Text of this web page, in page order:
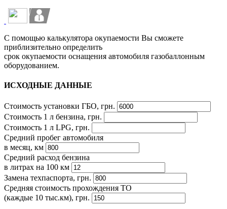
С помощью калькулятора окупаемости Вы сможете
приблизительно определить
срок окупаемости оснащения автомобиля газобаллонным
оборудованием.
ИСХОДНЫЕ ДАННЫЕ
Стоимость установки ГБО, грн.
Стоимость 1 л бензина, грн.
Стоимость 1 л LPG, грн.
Средний пробег автомобиля
в месяц, км
Средний расход бензина
в литрах на 100 км
Замена техпаспорта, грн.
Средняя стоимость прохождения ТО
(каждые 10 тыс.км), грн.